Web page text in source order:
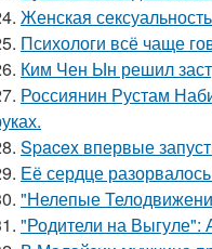
Женская
Психологи всё чаще
Ким Чен Ын решил
Россиянин Рустам
Spacex впервые
Её сердце
"Нелепые
"Родители на Выгуле":